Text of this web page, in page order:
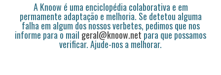
A Knoow é uma enciclopédia colaborativa e em
permamente adaptação e melhoria. Se detetou alguma
falha em algum dos nossos verbetes, pedimos que nos
informe para o mail geral@knoow.netpara que possamos
verificar. Ajude-nos a melhorar.